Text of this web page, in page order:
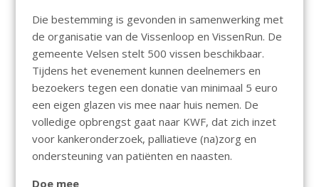
Die bestemming is gevonden in samenwerking met
de organisatie van de Vissenloop en VissenRun. De
gemeente Velsen stelt 500 vissen beschikbaar.
Tijdens het evenement kunnen deelnemers en
bezoekers tegen een donatie van minimaal 5 euro
een eigen glazen vis mee naar huis nemen. De
volledige opbrengst gaat naar KWF, dat zich inzet
voor kankeronderzoek, palliatieve (na)zorg en
ondersteuning van patiënten en naasten.
Doe mee